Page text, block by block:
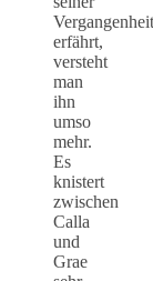
Vergangenheit
erfährt,
versteht
man
ihn
umso
mehr.
Es
knistert
zwischen
Calla
und
Grae